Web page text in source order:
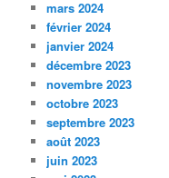
mars 2024
février 2024
janvier 2024
décembre 2023
novembre 2023
octobre 2023
septembre 2023
août 2023
juin 2023